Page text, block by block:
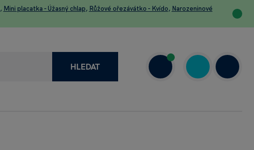
, Mini placatka - Úžasný chlap, Růžové ořezávátko - Kvído, Narozeninové
HLEDAT